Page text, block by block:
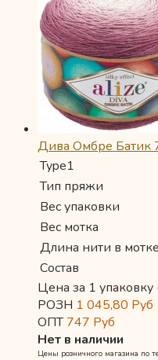
Дива Омбре Батик
Type1
Тип пряжи
Вес упаковки
Вес мотка
Длина нити в мотке
Состав
Цена за 1 упаковку
РОЗН 1 045,80 Руб
ОПТ747 Руб
Нет в наличии
Цены розничного магазина по